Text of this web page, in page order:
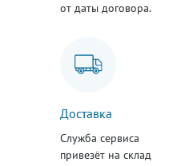
от даты договора.
Доставка
Служба сервиса
привезёт на склад